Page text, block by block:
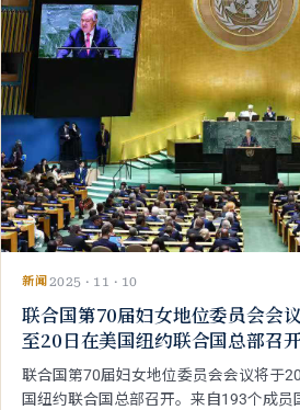
新闻 2025 · 11 · 10
联合国第70届妇女地位委员会会
至20日在美国纽约联合国总部召
联合国第70届妇女地位委员会会议将于
国纽约联合国总部召开。来自193个成